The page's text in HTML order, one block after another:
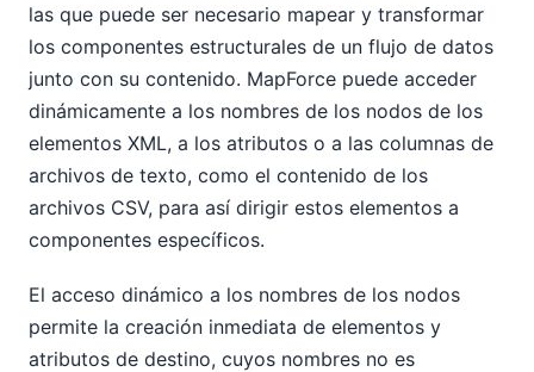
las que puede ser necesario mapear y transformar
los componentes estructurales de un flujo de datos
junto con su contenido. MapForce puede acceder
dinámicamente a los nombres de los nodos de los
elementos XML, a los atributos o a las columnas de
archivos de texto, como el contenido de los
archivos CSV, para así dirigir estos elementos a
componentes específicos.
El acceso dinámico a los nombres de los nodos
permite la creación inmediata de elementos y
atributos de destino, cuyos nombres no es